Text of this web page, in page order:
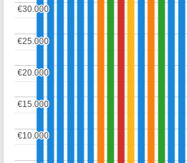
€10.000
€10.000
€15.000
€15.000
€20.000
€20.000
€25.000
€25.000
€30.000
€30.000